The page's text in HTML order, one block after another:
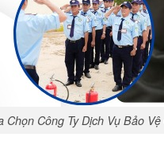
Chọn Công Ty Dịch Vụ Bảo